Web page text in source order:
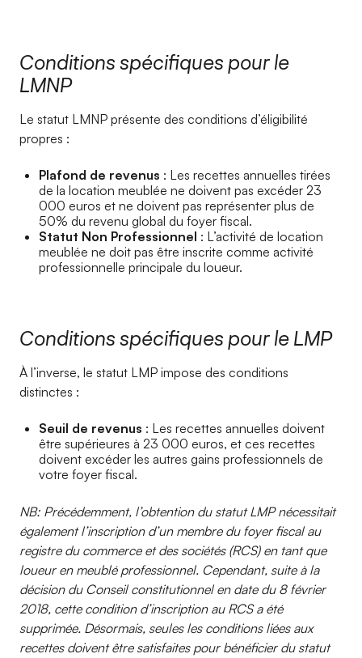
Conditions spécifiques pour le
LMNP
Le statut LMNP présente des conditions d’éligibilité
propres :
Plafond de revenus : Les recettes annuelles tirées
de la location meublée ne doivent pas excéder 23
000 euros et ne doivent pas représenter plus de
50% du revenu global du foyer fiscal.
Statut Non Professionnel : L’activité de location
meublée ne doit pas être inscrite comme activité
professionnelle principale du loueur.
Conditions spécifiques pour le LMP
À l’inverse, le statut LMP impose des conditions
distinctes :
Seuil de revenus : Les recettes annuelles doivent
être supérieures à 23 000 euros, et ces recettes
doivent excéder les autres gains professionnels de
votre foyer fiscal.
NB: Précédemment, l’obtention du statut LMP nécessitait
également l’inscription d’un membre du foyer fiscal au
registre du commerce et des sociétés (RCS) en tant que
loueur en meublé professionnel. Cependant, suite à la
décision du Conseil constitutionnel en date du 8 février
2018, cette condition d’inscription au RCS a été
supprimée. Désormais, seules les conditions liées aux
recettes doivent être satisfaites pour bénéficier du statut